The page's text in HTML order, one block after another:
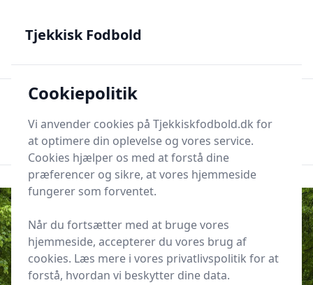
dansk
Søg nu
Tjekkisk Fodbold
Cookiepolitik
Vi anvender cookies på Tjekkiskfodbold.dk for
at optimere din oplevelse og vores service.
Cookies hjælper os med at forstå dine
præferencer og sikre, at vores hjemmeside
fungerer som forventet.
Når du fortsætter med at bruge vores
hjemmeside, accepterer du vores brug af
cookies. Læs mere i vores privatlivspolitik for at
forstå, hvordan vi beskytter dine data.